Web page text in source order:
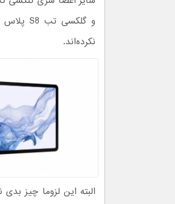
و گلکسی تب S8 پلاس نسبت به نسل قبلی خود یعنی سری
نکرده‌اند.
البته این لزوما چیز